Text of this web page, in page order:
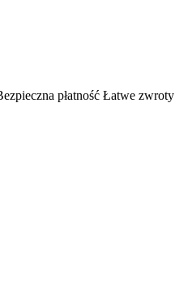
płatność Łatwe zwroty